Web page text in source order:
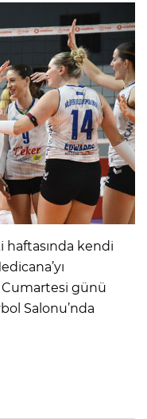
haftasında kendi
Cumartesi günü
Salonu’nda